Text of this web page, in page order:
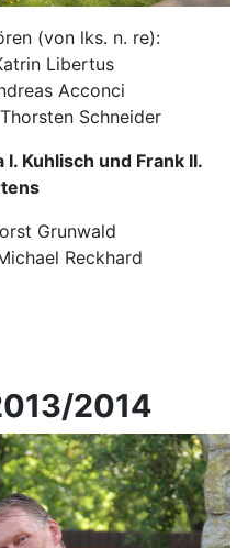
(von lks. n. re):
Libertus
Acconci
Schneider
Kuhlisch und Frank II.
Grunwald
Reckhard
2014